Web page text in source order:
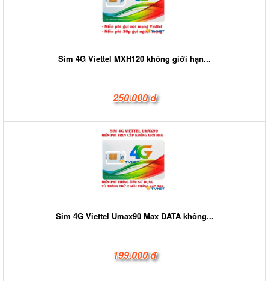
Sim 4G Viettel MXH120 không giới hạn...
250.000 đ
Sim 4G Viettel Umax90 Max DATA không...
199.000 đ